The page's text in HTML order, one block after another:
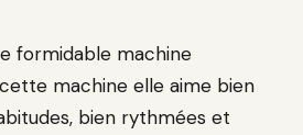
formidable machine
machine elle aime bien
bien rythmées et